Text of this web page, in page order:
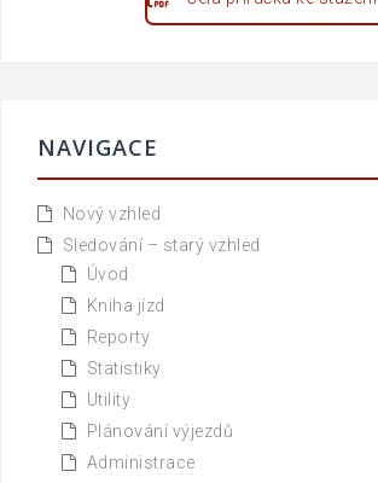
NAVIGACE
Nový vzhled
Sledování – starý vzhled
Úvod
Kniha jízd
Reporty
Statistiky
Utility
Plánování výjezdů
Administrace